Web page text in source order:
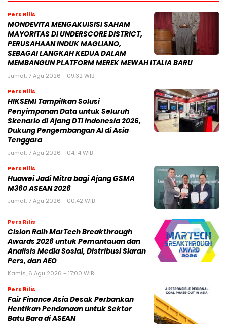
Pers Rilis
MONDEVITA MENGAKUISISI SAHAM
MAYORITAS DI UNDERSCORE DISTRICT,
PERUSAHAAN INDUK MAGLIANO,
SEBAGAI LANGKAH KEDUA DALAM
MEMBANGUN PLATFORM MEREK MEWAH ITALIA BARU
Jumat, 7 Agu 2026 - 09:32 WIB
Pers Rilis
HIKSEMI Tampilkan Solusi
Penyimpanan Data untuk Seluruh
Skenario di Ajang DTI Indonesia 2026,
Dukung Pengembangan AI di Asia
Tenggara
Jumat, 7 Agu 2026 - 04:14 WIB
Pers Rilis
Huawei Jadi Mitra bagi Ajang GSMA
M360 ASEAN 2026
Jumat, 7 Agu 2026 - 00:42 WIB
Pers Rilis
Cision Raih MarTech Breakthrough
Awards 2026 untuk Pemantauan dan
Analisis Media Sosial, Distribusi Siaran
Pers, dan AEO
Kamis, 6 Agu 2026 - 17:00 WIB
Pers Rilis
Fair Finance Asia Desak Perbankan
Hentikan Pendanaan untuk Sektor
Batu Bara di ASEAN